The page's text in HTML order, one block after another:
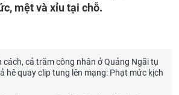
mệt và xỉu tại chỗ.
cách, cả trăm công nhân ở Quảng Ngãi tụ
hê quay clip tung lên mạng: Phạt mức kịch